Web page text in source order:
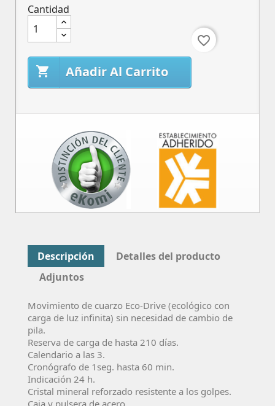
Cantidad
 Añadir Al Carrito
favorite_border
Descripción
Detalles del producto
Adjuntos
Movimiento de cuarzo Eco-Drive (ecológico con
carga de luz infinita) sin necesidad de cambio de
pila.
Reserva de carga de hasta 210 días.
Calendario a las 3.
Cronógrafo de 1seg. hasta 60 min.
Indicación 24 h.
Cristal mineral reforzado resistente a los golpes.
Caja y pulsera de acero.